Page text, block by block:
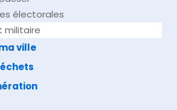
électorales
militaire
ville